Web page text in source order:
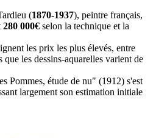
(1870-1937), peintre français,
280 000€ selon la technique et la
les prix les plus élevés, entre
que les dessins-aquarelles varient de
Pommes, étude de nu" (1912) s'est
largement son estimation initiale